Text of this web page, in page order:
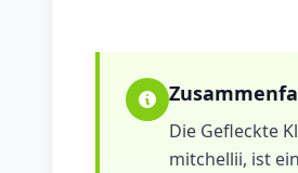
Die Gefleckte
mitchellii, ist